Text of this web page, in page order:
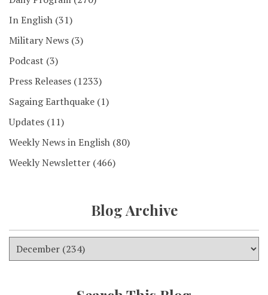
In English (31)
Military News (3)
Podcast (3)
Press Releases (1233)
Sagaing Earthquake (1)
Updates (11)
Weekly News in English (80)
Weekly Newsletter (466)
Blog Archive